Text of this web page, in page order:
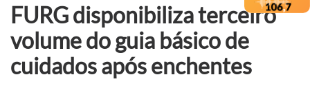
FURG disponibiliza terceiro
volume do guia básico de
cuidados após enchentes